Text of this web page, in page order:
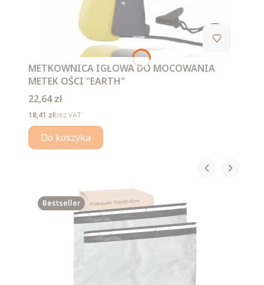
METKOWNICA IGŁOWA DO MOCOWANIA
METEK OŚCI "EARTH"
Cena
22,64 zł
Cena
18,41 złbez VAT
Do koszyka
Bestseller